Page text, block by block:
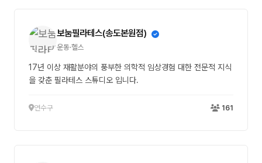
보눔필라테스(송도본원점)
운동·헬스
17년 이상 재활분야의 풍부한 의학적 임상경험 대한 전문적 지식
을 갖춘 필라테스 스튜디오 입니다.
연수구 161